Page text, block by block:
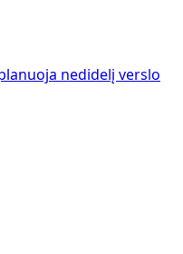
nedidelį verslo